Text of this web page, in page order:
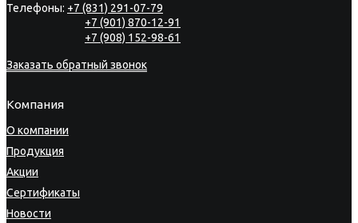
Телефоны: +7 (831) 291-07-79
+7 (901) 870-12-91
+7 (908) 152-98-61
Заказать обратный звонок
Компания
О компании
Продукция
Акции
Сертификаты
Новости